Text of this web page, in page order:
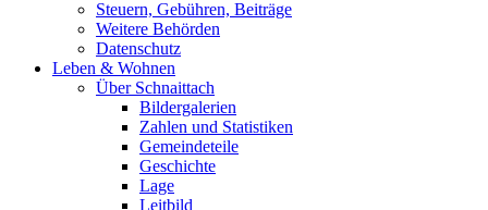
Steuern, Gebühren, Beiträge
Weitere Behörden
Datenschutz
Leben & Wohnen
Über Schnaittach
Bildergalerien
Zahlen und Statistiken
Gemeindeteile
Geschichte
Lage
Leitbild